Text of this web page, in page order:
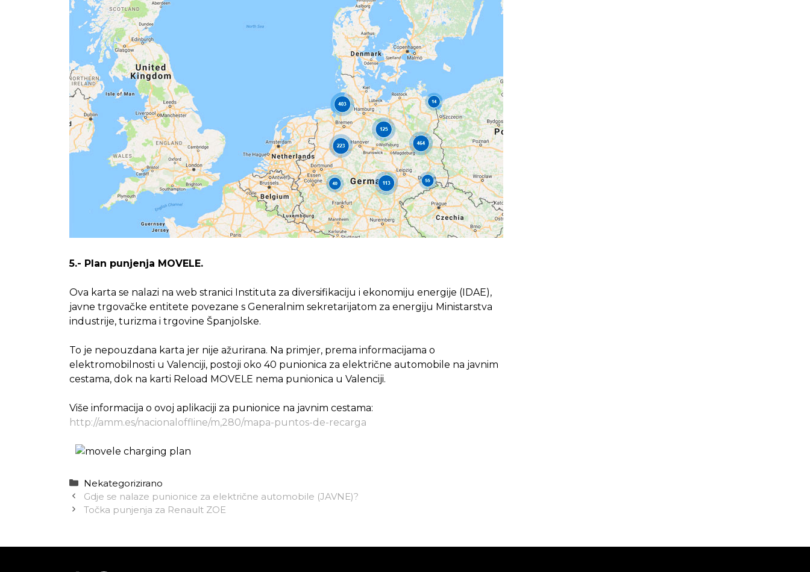
5.- Plan punjenja MOVELE.
Ova karta se nalazi na web stranici Instituta za diversifikaciju i ekonomiju energije (IDAE),
javne trgovačke entitete povezane s Generalnim sekretarijatom za energiju Ministarstva
industrije, turizma i trgovine Španjolske.
To je nepouzdana karta jer nije ažurirana. Na primjer, prema informacijama o
elektromobilnosti u Valenciji, postoji oko 40 punionica za električne automobile na javnim
cestama, dok na karti Reload MOVELE nema punionica u Valenciji.
Više informacija o ovoj aplikaciji za punionice na javnim cestama:
http://amm.es/nacionaloffline/m,280/mapa-puntos-de-recarga
Kategorije
Nekategorizirano
Gdje se nalaze punionice za električne automobile (JAVNE)?
Točka punjenja za Renault ZOE